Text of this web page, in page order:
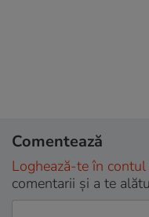
Comentează
Loghează-te în contul
comentarii și a te